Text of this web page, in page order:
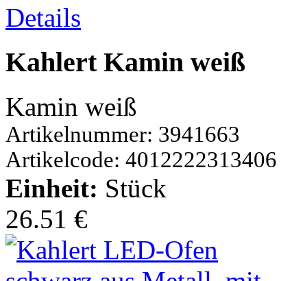
Details
Kahlert Kamin weiß
Kamin weiß
Artikelnummer: 3941663
Artikelcode: 4012222313406
Einheit: Stück
26.51 €